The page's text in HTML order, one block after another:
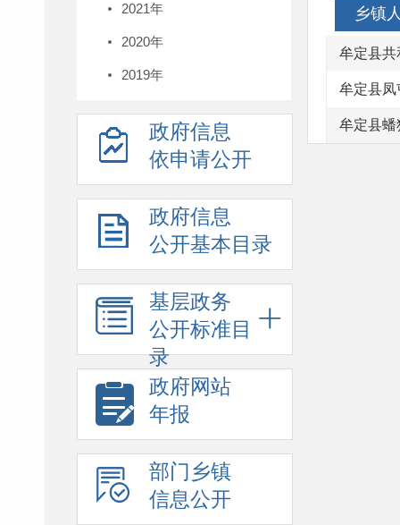
2021年
2020年
2019年
政府信息
依申请公开
政府信息
公开基本目录
基层政务
公开标准目
录
政府网站
年报
部门乡镇
信息公开
乡镇
牟定县共
牟定县凤
牟定县蟠